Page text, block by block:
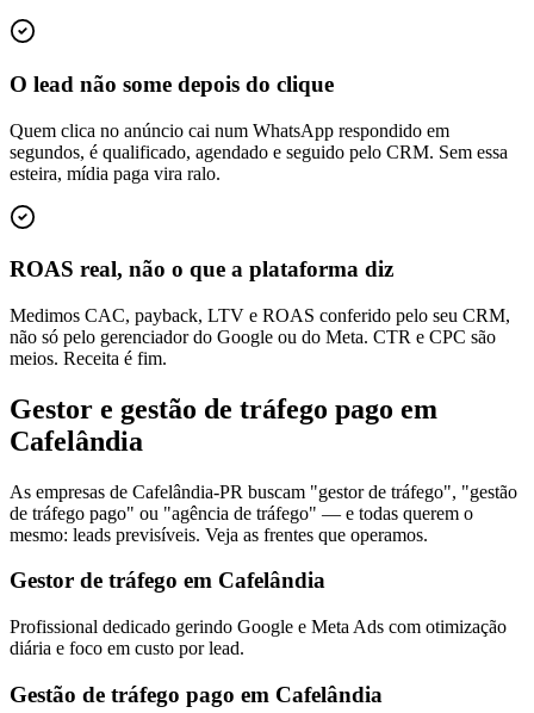
O lead não some depois do clique
Quem clica no anúncio cai num WhatsApp respondido em
segundos, é qualificado, agendado e seguido pelo CRM. Sem essa
esteira, mídia paga vira ralo.
ROAS real, não o que a plataforma diz
Medimos CAC, payback, LTV e ROAS conferido pelo seu CRM,
não só pelo gerenciador do Google ou do Meta. CTR e CPC são
meios. Receita é fim.
Gestor e gestão de tráfego pago em
Cafelândia
As empresas de Cafelândia-PR buscam "gestor de tráfego", "gestão
de tráfego pago" ou "agência de tráfego" — e todas querem o
mesmo: leads previsíveis. Veja as frentes que operamos.
Gestor de tráfego em Cafelândia
Profissional dedicado gerindo Google e Meta Ads com otimização
diária e foco em custo por lead.
Gestão de tráfego pago em Cafelândia